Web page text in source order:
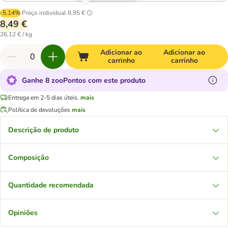
-5.14% Preço individual8,95 €
8,49 €
26,12 € / kg
Adicionar ao
carrinho
Adicionar ao
carrinho
Ganhe 8 zooPontos com este produto
Entrega em 2-5 dias úteis. mais
Política de devoluçõesmais
Descrição de produto
Composição
Quantidade recomendada
Opiniões